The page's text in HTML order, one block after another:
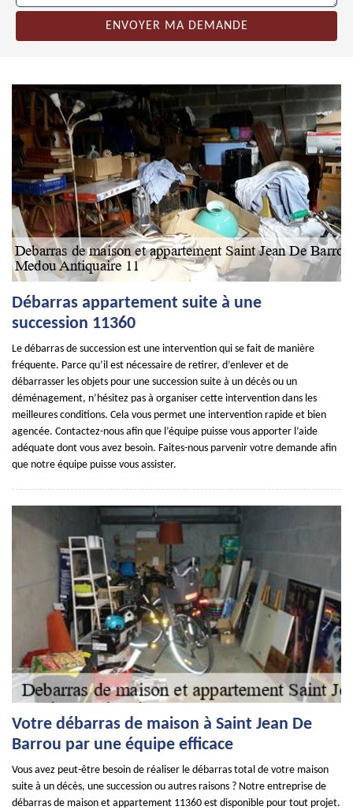
Débarras appartement suite à une
succession 11360
Le débarras de succession est une intervention qui se fait de manière
fréquente. Parce qu’il est nécessaire de retirer, d’enlever et de
débarrasser les objets pour une succession suite à un décès ou un
déménagement, n’hésitez pas à organiser cette intervention dans les
meilleures conditions. Cela vous permet une intervention rapide et bien
agencée. Contactez-nous afin que l’équipe puisse vous apporter l’aide
adéquate dont vous avez besoin. Faites-nous parvenir votre demande afin
que notre équipe puisse vous assister.
Votre débarras de maison à Saint Jean De
Barrou par une équipe efficace
Vous avez peut-être besoin de réaliser le débarras total de votre maison
suite à un décès, une succession ou autres raisons ? Notre entreprise de
débarras de maison et appartement 11360 est disponible pour tout projet.